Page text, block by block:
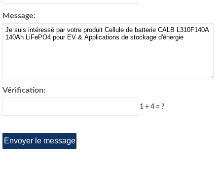
Message:
Vérification:
1 + 4 = ?